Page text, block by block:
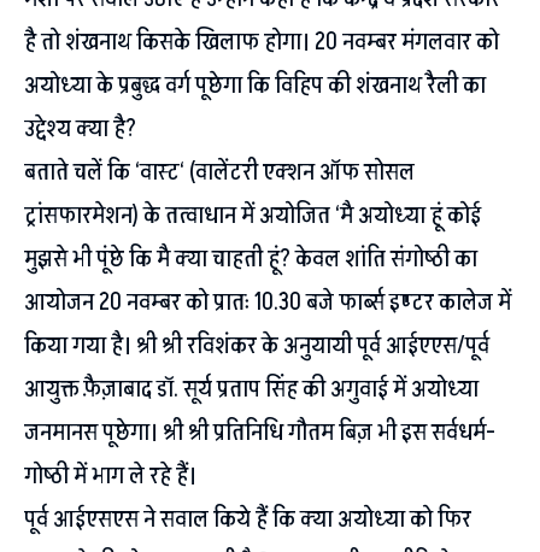
है तो शंखनाथ किसके खिलाफ होगा। 20 नवम्बर मंगलवार को
अयोध्या के प्रबुद्ध वर्ग पूछेगा कि विहिप की शंखनाथ रैली का
उद्देश्य क्या है?
बताते चलें कि ‘वास्ट‘ (वालेंटरी एक्शन ऑफ सोसल
ट्रांसफारमेशन) के तत्वाधान में अयोजित ‘मै अयोध्या हूं कोई
मुझसे भी पूंछे कि मै क्या चाहती हूं? केवल शांति संगोष्ठी का
आयोजन 20 नवम्बर को प्रातः 10.30 बजे फार्ब्स इण्टर कालेज में
किया गया है। श्री श्री रविशंकर के अनुयायी पूर्व आईएएस/पूर्व
आयुक्त फ़ैज़ाबाद डॉ. सूर्य प्रताप सिंह की अगुवाई में अयोध्या
जनमानस पूछेगा। श्री श्री प्रतिनिधि गौतम बिज़ भी इस सर्वधर्म-
गोष्ठी में भाग ले रहे हैं।
पूर्व आईएसएस ने सवाल किये हैं कि क्या अयोध्या को फिर